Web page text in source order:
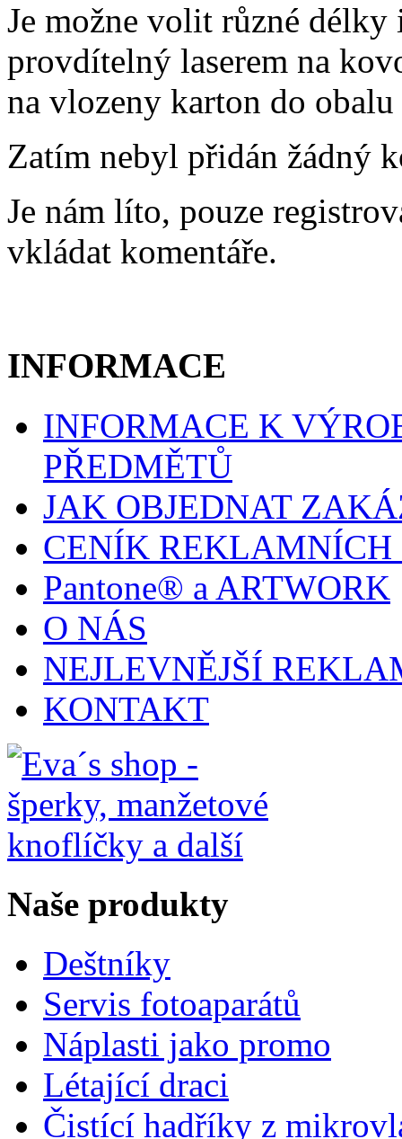
Je možne volit různé
provdítelný laserem na
na vlozeny karton do
Zatím nebyl přidán žádný
Je nám líto, pouze
vkládat komentáře.
INFORMACE
INFORMACE K
PŘEDMĚTŮ
JAK OBJEDNAT
CENÍK REKLAMNÍCH
Pantone® a ARTWORK
O NÁS
NEJLEVNĚJŠÍ
KONTAKT
Naše produkty
Deštníky
Servis fotoaparátů
Náplasti jako promo
Létající draci
Čistící hadříky z